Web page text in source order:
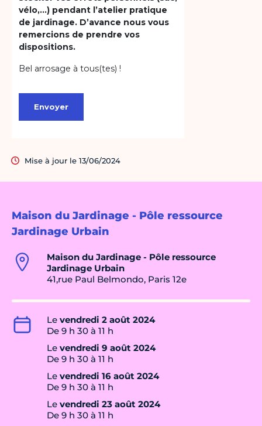
Maison du Jardinage - Pôle ressource
Jardinage Urbain
Maison du Jardinage - Pôle ressource
Jardinage Urbain
41,rue Paul Belmondo, Paris 12e
Le vendredi 2 août 2024
De 9 h 30 à 11 h
Le vendredi 9 août 2024
De 9 h 30 à 11 h
Le vendredi 16 août 2024
De 9 h 30 à 11 h
Le vendredi 23 août 2024
De 9 h 30 à 11 h
Mise à jour le 13/06/2024